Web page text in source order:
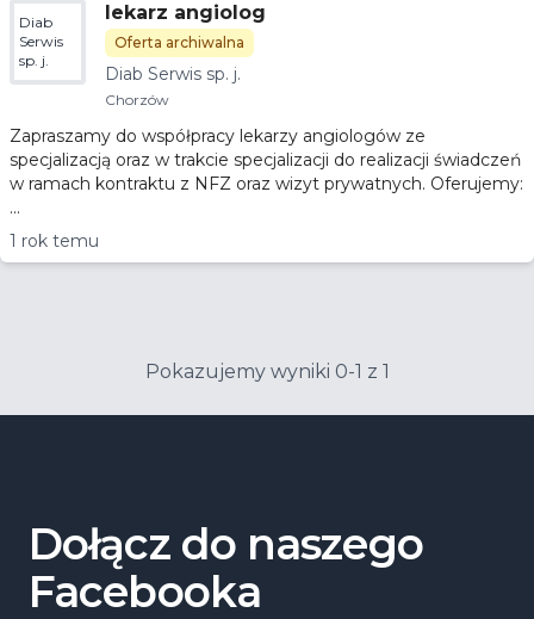
Diab
Serwis
sp. j.
lekarz angiolog
Oferta archiwalna
Diab Serwis sp. j.
Chorzów
Zapraszamy do współpracy lekarzy angiologów ze
specjalizacją oraz w trakcie specjalizacji do realizacji świadczeń
w ramach kontraktu z NFZ oraz wizyt prywatnych. Oferujemy:
...
1 rok temu
Pokazujemy wyniki 0-1 z 1
Dołącz do naszego
Facebooka